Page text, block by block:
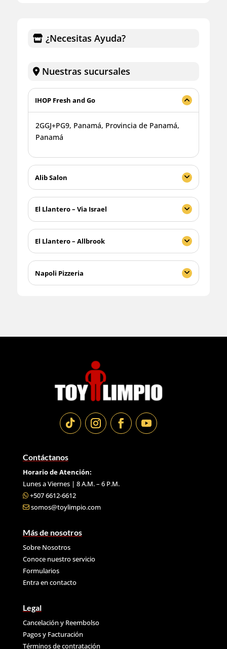
¿Necesitas Ayuda?
Nuestras sucursales
IHOP Fresh and Go
2GGJ+PG9, Panamá, Provincia de Panamá,
Panamá
Alib Salon
El Llantero – Via Israel
El Llantero – Allbrook
Napoli Pizzeria
Contáctanos
Horario de Atención:
Lunes a Viernes | 8 A.M. – 6 P.M.
+507 6612-6612
somos@toylimpio.com
Más de nosotros
Sobre Nosotros
Conoce nuestro servicio
Formularios
Entra en contacto
Legal
Cancelación y Reembolso
Pagos y Facturación
Términos de contratación